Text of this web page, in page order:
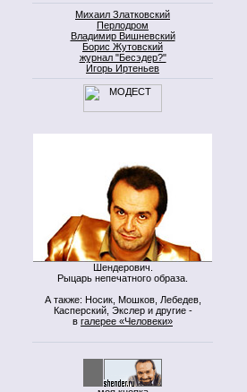
Михаил Златковский
Перлодром
Владимир Вишневский
Борис Жутовский
журнал "Бесэдер?"
Игорь Иртеньев
Шендерович.
Рыцарь непечатного образа.
А также: Носик, Мошков, Лебедев,
Касперский, Экслер и другие -
в галерее «Человеки»